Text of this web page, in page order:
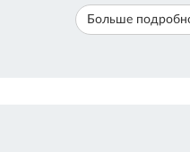
Больше